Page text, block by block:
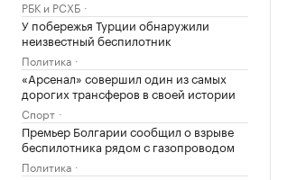
РБК и РСХБ
У побережья Турции обнаружили
неизвестный беспилотник
Политика
«Арсенал» совершил один из самых
дорогих трансферов в своей истории
Спорт
Премьер Болгарии сообщил о взрыве
беспилотника рядом с газопроводом
Политика